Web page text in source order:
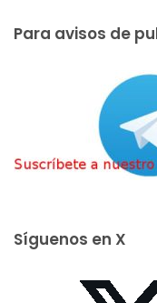
Para avisos de
Síguenos en X